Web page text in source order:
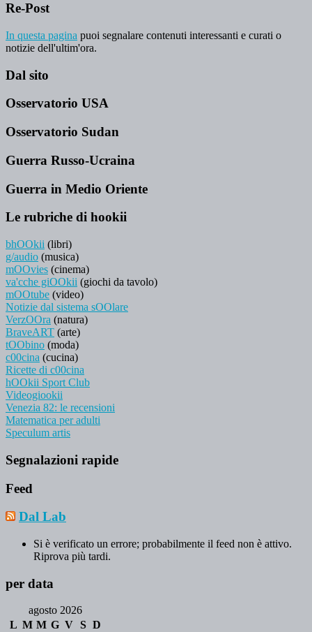
Re-Post
In questa pagina puoi segnalare contenuti interessanti e curati o
notizie dell'ultim'ora.
Dal sito
Osservatorio USA
Osservatorio Sudan
Guerra Russo-Ucraina
Guerra in Medio Oriente
Le rubriche di hookii
bhOOkii (libri)
g/audio (musica)
mOOvies (cinema)
va'cche giOOkii (giochi da tavolo)
mOOtube (video)
Notizie dal sistema sOOlare
VerzOOra (natura)
BraveART (arte)
tOObino (moda)
c00cina (cucina)
Ricette di c00cina
hOOkii Sport Club
Videogiookii
Venezia 82: le recensioni
Matematica per adulti
Speculum artis
Segnalazioni rapide
Feed
Dal Lab
Si è verificato un errore; probabilmente il feed non è attivo.
Riprova più tardi.
per data
agosto 2026
L M M G V S D